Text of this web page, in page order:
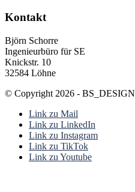
Kontakt
Björn Schorre
Ingenieurbüro für SE
Knickstr. 10
32584 Löhne
© Copyright 2026 - BS_DESIGN
Link zu Mail
Link zu LinkedIn
Link zu Instagram
Link zu TikTok
Link zu Youtube